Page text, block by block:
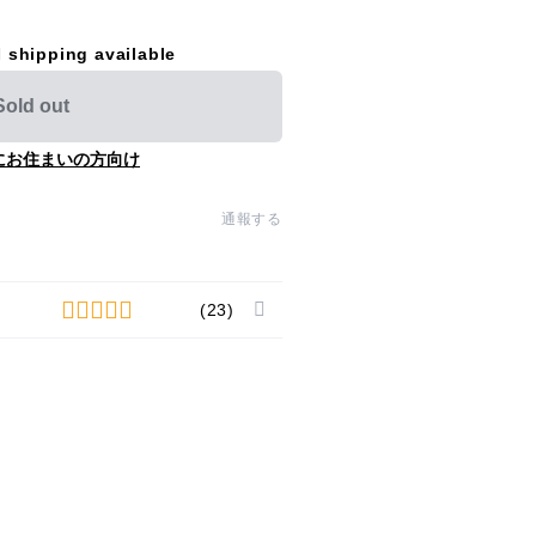
shipping available
out
お住まいの方向け
通報する
(23)